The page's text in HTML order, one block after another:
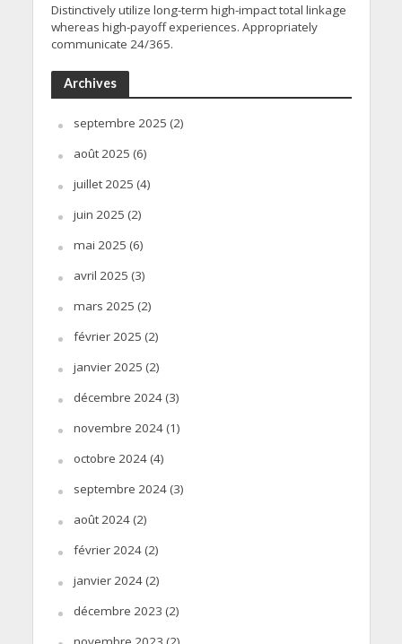
Distinctively utilize long-term high-impact total linkage
whereas high-payoff experiences. Appropriately
communicate 24/365.
Archives
septembre 2025 (2)
août 2025 (6)
juillet 2025 (4)
juin 2025 (2)
mai 2025 (6)
avril 2025 (3)
mars 2025 (2)
février 2025 (2)
janvier 2025 (2)
décembre 2024(3)
novembre 2024(1)
octobre 2024(4)
septembre 2024(3)
août 2024(2)
février 2024(2)
janvier 2024(2)
décembre 2023 (2)